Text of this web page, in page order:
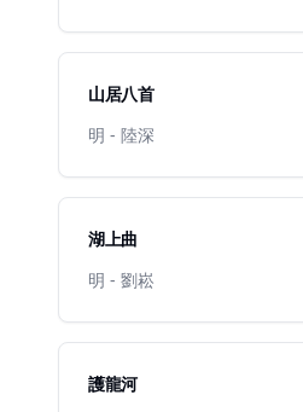
山居八首
明 - 陸深
湖上曲
明 - 劉崧
護龍河